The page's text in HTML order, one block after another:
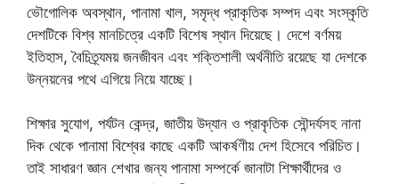
ভৌগোলিক অবস্থান, পানামা খাল, সমৃদ্ধ প্রাকৃতিক সম্পদ এবং সংস্কৃতি
দেশটিকে বিশ্ব মানচিত্রে একটি বিশেষ স্থান দিয়েছে। দেশে বর্ণময়
ইতিহাস, বৈচিত্র্যময় জনজীবন এবং শক্তিশালী অর্থনীতি রয়েছে যা দেশকে
উন্নয়নের পথে এগিয়ে নিয়ে যাচ্ছে।
শিক্ষার সুযোগ, পর্যটন কেন্দ্র, জাতীয় উদ্যান ও প্রাকৃতিক সৌন্দর্যসহ নানা
দিক থেকে পানামা বিশ্বের কাছে একটি আকর্ষণীয় দেশ হিসেবে পরিচিত।
তাই সাধারণ জ্ঞান শেখার জন্য পানামা সম্পর্কে জানাটা শিক্ষার্থীদের ও